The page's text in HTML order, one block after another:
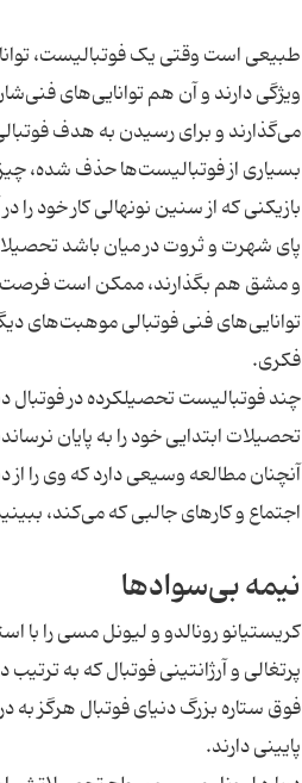
طبیعی است وقتی یک فوتبالیست،
ویژگی دارند و آن هم توانایی‌های
می‌گذارند و برای رسیدن به هدف
بسیاری از فوتبالیست‌ها حذف شده،
بازیکنی که از سنین نونهالی کار خود
پای شهرت و ثروت در میان باشد
و مشق هم بگذارند، ممکن است فرصت‌های
توانایی‌های فنی فوتبالی موهبت‌های
فکری.
چند فوتبالیست تحصیلکرده در فوتبال
تحصیلات ابتدایی خود را به پایان
آنچنان مطالعه وسیعی دارد که وی را از
اجتماع و کارهای جالبی که می‌کند،
نیمه بی‌سوادها
کریستیانو رونالدو و لیونل مسی را
پرتغالی و آرژانتینی فوتبال که به
فوق ‌ستاره بزرگ دنیای فوتبال هرگز
پایینی دارند.